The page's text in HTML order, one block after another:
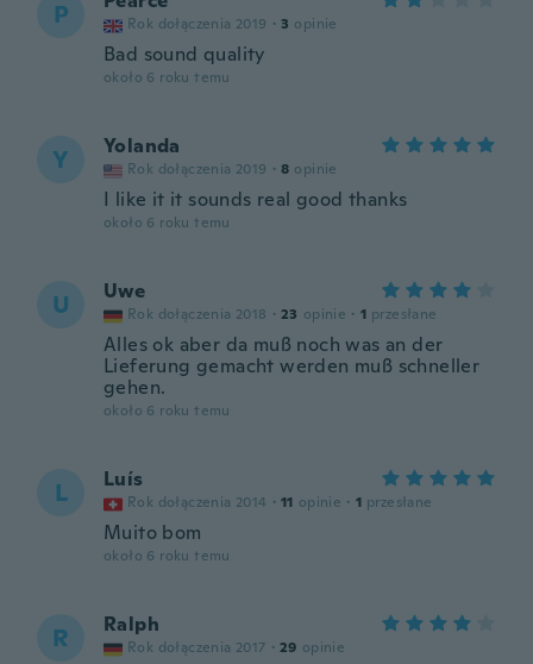
P Rok dołączenia 2019 · 3 opinie
Bad sound quality
około 6 roku temu
Y Yolanda
Rok dołączenia 2019 · 8 opinie
I like it it sounds real good thanks
około 6 roku temu
U Uwe
Rok dołączenia 2018 · 23 opinie · 1 przesłane
Alles ok aber da muß noch was an der
Lieferung gemacht werden muß schneller
gehen.
około 6 roku temu
L Luís
Rok dołączenia 2014 · 11 opinie · 1 przesłane
Muito bom
około 6 roku temu
R Ralph
Rok dołączenia 2017 · 29 opinie